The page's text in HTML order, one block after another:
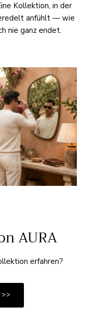
Kollektion, in der
anfühlt — wie
nie ganz endet.
AURA
erfahren?
>>